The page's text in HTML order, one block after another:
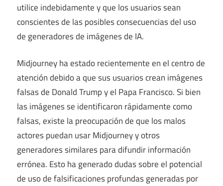
utilice indebidamente y que los usuarios sean
conscientes de las posibles consecuencias del uso
de generadores de imágenes de IA.
Midjourney ha estado recientemente en el centro de
atención debido a que sus usuarios crean imágenes
falsas de Donald Trump y el Papa Francisco. Si bien
las imágenes se identificaron rápidamente como
falsas, existe la preocupación de que los malos
actores puedan usar Midjourney y otros
generadores similares para difundir información
errónea. Esto ha generado dudas sobre el potencial
de uso de falsificaciones profundas generadas por